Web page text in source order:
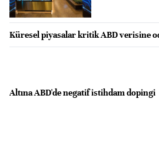
Küresel piyasalar kritik ABD verisine
Altına ABD'de negatif istihdam dopingi